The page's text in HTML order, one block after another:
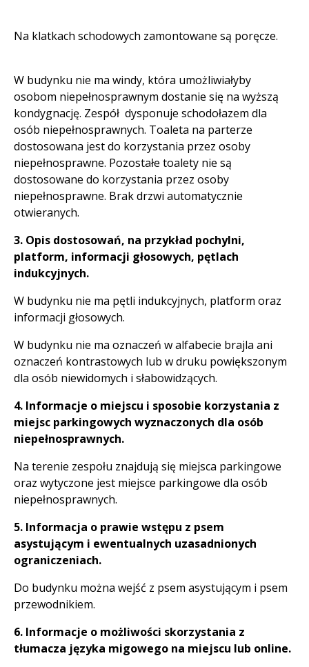
Na klatkach schodowych zamontowane są poręcze.
W budynku nie ma windy, która umożliwiałyby
osobom niepełnosprawnym dostanie się na wyższą
kondygnację. Zespół dysponuje schodołazem dla
osób niepełnosprawnych. Toaleta na parterze
dostosowana jest do korzystania przez osoby
niepełnosprawne. Pozostałe toalety nie są
dostosowane do korzystania przez osoby
niepełnosprawne. Brak drzwi automatycznie
otwieranych.
3. Opis dostosowań, na przykład pochylni,
platform, informacji głosowych, pętlach
indukcyjnych.
W budynku nie ma pętli indukcyjnych, platform oraz
informacji głosowych.
W budynku nie ma oznaczeń w alfabecie brajla ani
oznaczeń kontrastowych lub w druku powiększonym
dla osób niewidomych i słabowidzących.
4. Informacje o miejscu i sposobie korzystania z
miejsc parkingowych wyznaczonych dla osób
niepełnosprawnych.
Na terenie zespołu znajdują się miejsca parkingowe
oraz wytyczone jest miejsce parkingowe dla osób
niepełnosprawnych.
5. Informacja o prawie wstępu z psem
asystującym i ewentualnych uzasadnionych
ograniczeniach.
Do budynku można wejść z psem asystującym i psem
przewodnikiem.
6. Informacje o możliwości skorzystania z
tłumacza języka migowego na miejscu lub online.